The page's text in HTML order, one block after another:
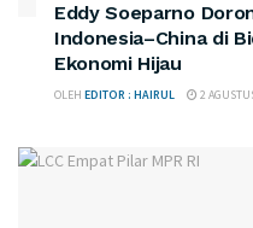
Eddy Soeparno
Indonesia–China di
Ekonomi Hijau
OLEH EDITOR : HAIRUL 2